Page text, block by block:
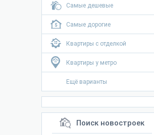
Самые дешевые
Самые дорогие
Квартиры с отделкой
Квартиры у метро
Ещё варианты
Поиск новостроек